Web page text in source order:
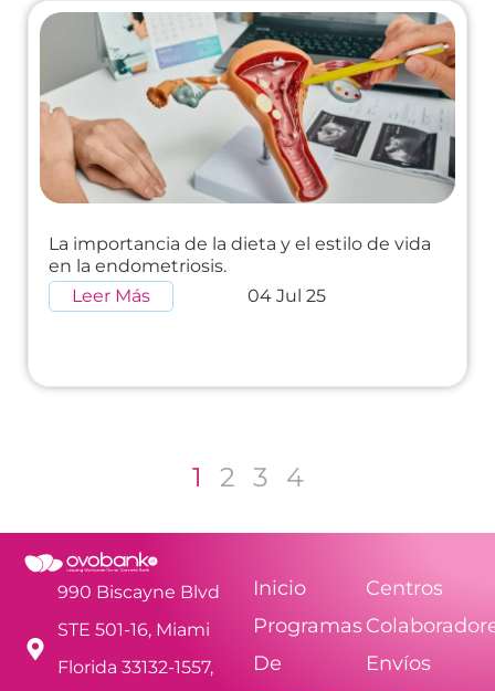
La importancia de la dieta y el estilo de vida
en la endometriosis.
Leer Más
04 Jul 25
1 2 3 4
990 Biscayne Blvd
STE 501-16, Miami
Florida 33132-1557,
Inicio
Programas
De
Centros
Envíos